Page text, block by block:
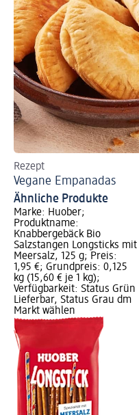
Rezept
Vegane Empanadas
Ähnliche Produkte
Marke: Huober;
Produktname:
Knabbergebäck Bio
Salzstangen Longsticks mit
Meersalz, 125 g; Preis:
1,95 €; Grundpreis: 0,125
kg (15,60 € je 1 kg);
Verfügbarkeit: Status Grün
Lieferbar, Status Grau dm
Markt wählen